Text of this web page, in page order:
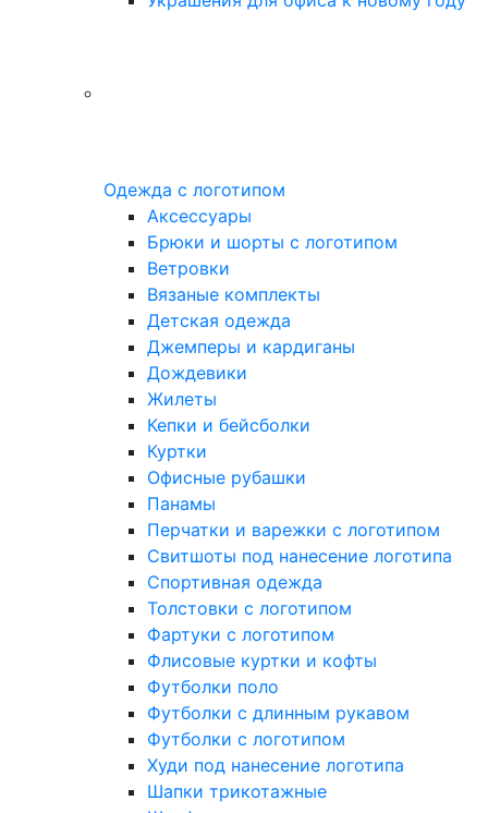
Одежда с логотипом
Аксессуары
Брюки и шорты с логотипом
Ветровки
Вязаные комплекты
Детская одежда
Джемперы и кардиганы
Дождевики
Жилеты
Кепки и бейсболки
Куртки
Офисные рубашки
Панамы
Перчатки и варежки с логотипом
Свитшоты под нанесение логотипа
Спортивная одежда
Толстовки с логотипом
Фартуки с логотипом
Флисовые куртки и кофты
Футболки поло
Футболки с длинным рукавом
Футболки с логотипом
Худи под нанесение логотипа
Шапки трикотажные